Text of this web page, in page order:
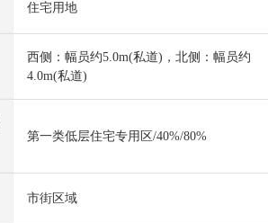
住宅用地
西侧：幅员约5.0m(私道)，北侧：幅员约
4.0m(私道)
第一类低层住宅专用区/40%/80%
市街区域